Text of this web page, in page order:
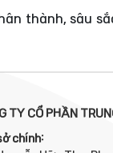
thành, sâu
TY CỔ PHẦN
chính: